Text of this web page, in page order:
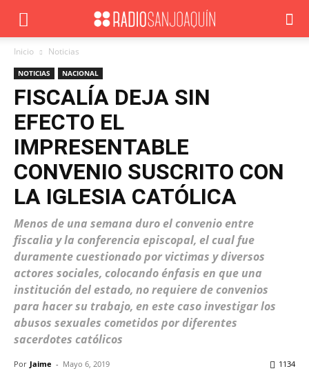
Inicio Noticias
NOTICIAS NACIONAL
FISCALÍA DEJA SIN
EFECTO EL
IMPRESENTABLE
CONVENIO SUSCRITO CON
LA IGLESIA CATÓLICA
Menos de una semana duro el convenio entre
fiscalia y la conferencia episcopal, el cual fue
duramente cuestionado por victimas y diversos
actores sociales, colocando énfasis en que una
institución del estado, no requiere de convenios
para hacer su trabajo, en este caso investigar los
abusos sexuales cometidos por diferentes
sacerdotes católicos
Por Jaime - Mayo 6, 2019 1134